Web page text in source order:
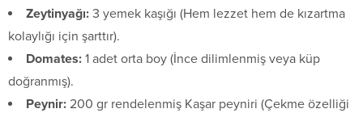
Zeytinyağı: 3 yemek kaşığı (Hem lezzet hem de kızartma
kolaylığı için şarttır).
Domates: 1 adet orta boy (İnce dilimlenmiş veya küp
doğranmış).
Peynir: 200 gr rendelenmiş Kaşar peyniri (Çekme özelliği